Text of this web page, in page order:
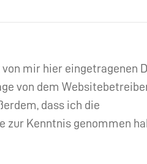
mir hier eingetragenen
von dem
dass ich die
zur Kenntnis genommen